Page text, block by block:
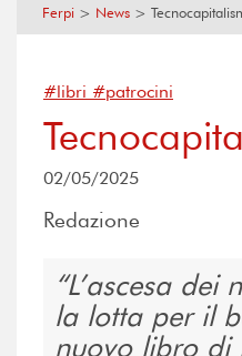
Ferpi > News >
#libri #patrocini
02/05/2025
Redazione
L’ascesa dei
la lotta per il
nuovo libro di